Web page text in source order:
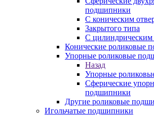
подшипники
С коническим
Закрытого типа
С цилиндрическим
Конические роликовые
Упорные роликовые
Назад
Упорные
Сферические
подшипники
Другие роликовые
Игольчатые подшипники